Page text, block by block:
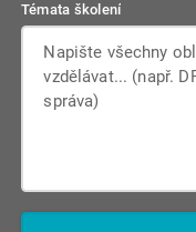
Témata školení